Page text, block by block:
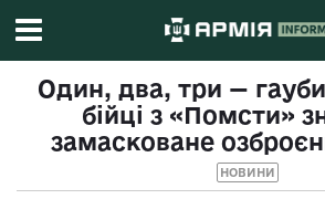
Один, два, три —
бійці з «Помсти»
замасковане
НОВИНИ